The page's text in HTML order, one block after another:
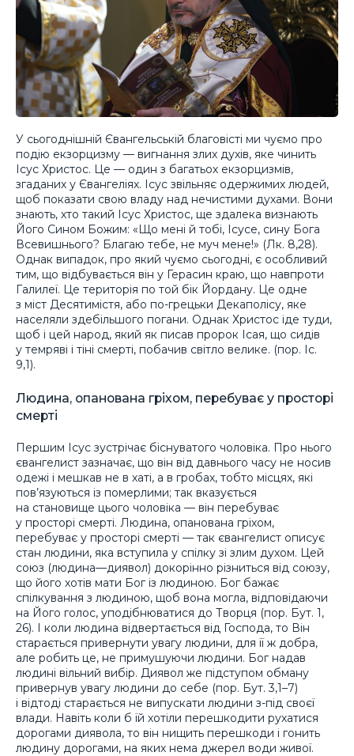
У сьогоднішній Євангельській благовісті ми чуємо про
подію екзорцизму — вигнання злих духів, яке чинить
Ісус Христос. Це — один з багатьох екзорцизмів,
згаданих у Євангеліях. Ісус звільняє одержимих людей,
щоб показати свою владу над нечистими духами. Вони
знають, хто такий Ісус Христос, ще здалека визнають
Його Сином Божим: «Що мені й тобі, Ісусе, сину Бога
Всевишнього? Благаю тебе, не муч мене!» (Лк. 8,28).
Однак випадок, про який чуємо сьогодні, є особливий
тим, що відбувається він у Герасин краю, що навпроти
Галилеї. Це територія по той бік Йордану. Це одне
з міст Десятимістя, або по-грецьки Декаполісу, яке
населяли здебільшого погани. Однак Христос іде туди,
щоб і цей народ, який як писав пророк Ісая, що сидів
у темряві і тіні смерті, побачив світло велике. (пор. Іс.
9,1).
Людина, опанована гріхом, перебуває у просторі
смерті
Першим Ісус зустрічає біснуватого чоловіка. Про нього
євангелист зазначає, що він від давнього часу не носив
одежі і мешкав не в хаті, а в гробах, тобто місцях, які
пов’язуються із померлими; так вказується
на становище цього чоловіка — він перебуває
у просторі смерті. Людина, опанована гріхом,
перебуває у просторі смерті — так євангелист описує
стан людини, яка вступила у спілку зі злим духом. Цей
союз (людина—диявол) докорінно різниться від союзу,
що його хотів мати Бог із людиною. Бог бажає
спілкування з людиною, щоб вона могла, відповідаючи
на Його голос, уподібнюватися до Творця (пор. Бут. 1,
26). І коли людина відвертається від Господа, то Він
старається привернути увагу людини, для її ж добра,
але робить це, не примушуючи людини. Бог надав
людині вільний вибір. Диявол же підступом обману
привернув увагу людини до себе (пор. Бут. 3,1–7)
і відтоді старається не випускати людини з-під своєї
влади. Навіть коли б їй хотіли перешкодити рухатися
дорогами диявола, то він нищить перешкоди і гонить
людину дорогами, на яких нема джерел води живої.